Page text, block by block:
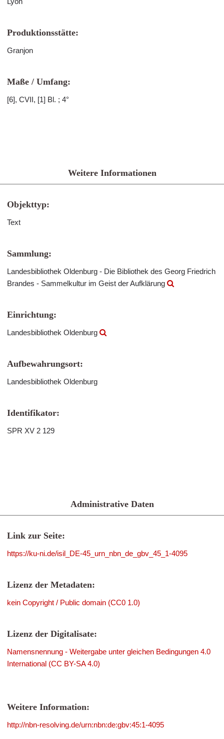
Produktionsstätte:
Granjon
Maße / Umfang:
[6], CVII, [1] Bl. ; 4°
Weitere Informationen
Objekttyp:
Text
Sammlung:
Landesbibliothek Oldenburg - Die Bibliothek des Georg Friedrich
Brandes - Sammelkultur im Geist der Aufklärung
Einrichtung:
Landesbibliothek Oldenburg
Aufbewahrungsort:
Landesbibliothek Oldenburg
Identifikator:
SPR XV 2 129
Administrative Daten
Link zur Seite:
https://ku-ni.de/isil_DE-45_urn_nbn_de_gbv_45_1-4095
Lizenz der Metadaten:
kein Copyright / Public domain (CC0 1.0)
Lizenz der Digitalisate:
Namensnennung - Weitergabe unter gleichen Bedingungen 4.0
International (CC BY-SA 4.0)
Weitere Information:
http://nbn-resolving.de/urn:nbn:de:gbv:45:1-4095